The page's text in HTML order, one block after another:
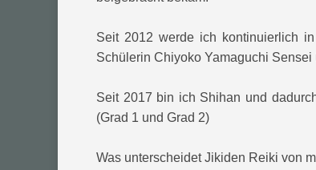
Seit 2012 werde ich kontinuierlich
Schülerin Chiyoko Yamaguchi Sensei
Seit 2017 bin ich Shihan und
(Grad 1 und Grad 2)
Was unterscheidet Jikiden Reiki von